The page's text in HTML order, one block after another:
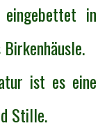
in
ist es eine
Stille.